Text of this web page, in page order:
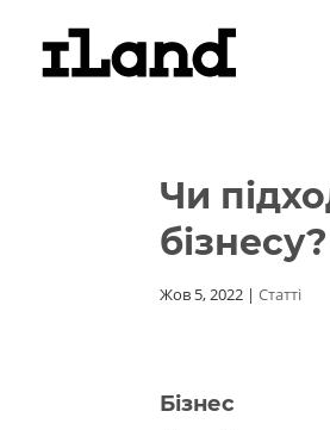
Чи
бізнесу?
Жов 5, 2022 |Статті
Бізнес